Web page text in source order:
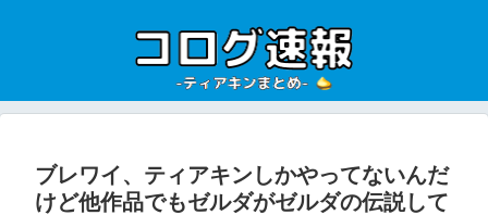
ブレワイ、ティアキンしかやってないんだ
けど他作品でもゼルダがゼルダの伝説して